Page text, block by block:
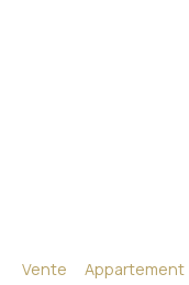
Vente Appartement